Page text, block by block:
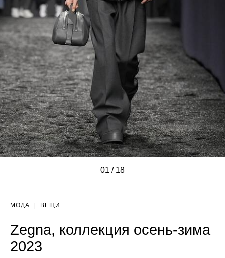
01 / 18
/////////
////////
МОДА ВЕЩИ
Zegna, коллекция осень-зима
2023